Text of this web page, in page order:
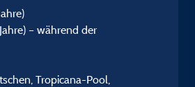
– während der
Tropicana-Pool,